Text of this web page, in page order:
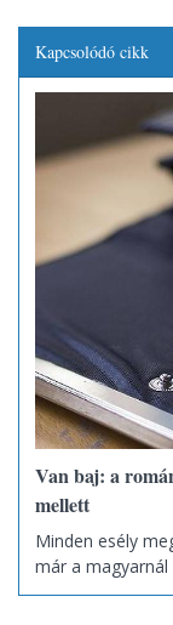
Kapcsolódó cikk
Van baj: a
mellett
Minden esély
már a